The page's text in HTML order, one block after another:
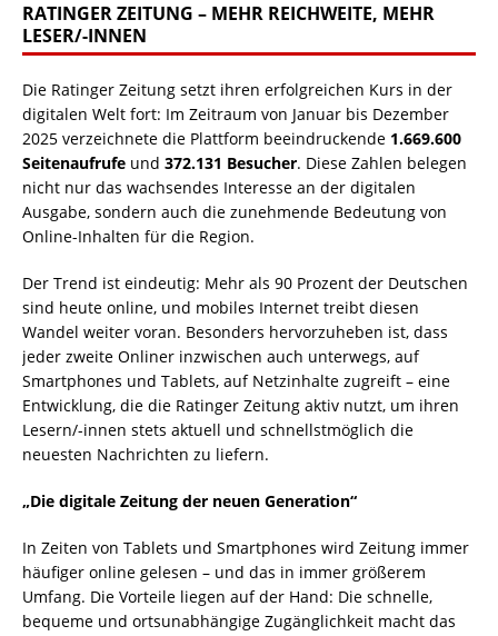
RATINGER ZEITUNG – MEHR REICHWEITE, MEHR
LESER/-INNEN
Die Ratinger Zeitung setzt ihren erfolgreichen Kurs in der
digitalen Welt fort: Im Zeitraum von Januar bis Dezember
2025 verzeichnete die Plattform beeindruckende 1.669.600
Seitenaufrufe und 372.131 Besucher. Diese Zahlen belegen
nicht nur das wachsendes Interesse an der digitalen
Ausgabe, sondern auch die zunehmende Bedeutung von
Online-Inhalten für die Region.
Der Trend ist eindeutig: Mehr als 90 Prozent der Deutschen
sind heute online, und mobiles Internet treibt diesen
Wandel weiter voran. Besonders hervorzuheben ist, dass
jeder zweite Onliner inzwischen auch unterwegs, auf
Smartphones und Tablets, auf Netzinhalte zugreift – eine
Entwicklung, die die Ratinger Zeitung aktiv nutzt, um ihren
Lesern/-innen stets aktuell und schnellstmöglich die
neuesten Nachrichten zu liefern.
„Die digitale Zeitung der neuen Generation“
In Zeiten von Tablets und Smartphones wird Zeitung immer
häufiger online gelesen – und das in immer größerem
Umfang. Die Vorteile liegen auf der Hand: Die schnelle,
bequeme und ortsunabhängige Zugänglichkeit macht das